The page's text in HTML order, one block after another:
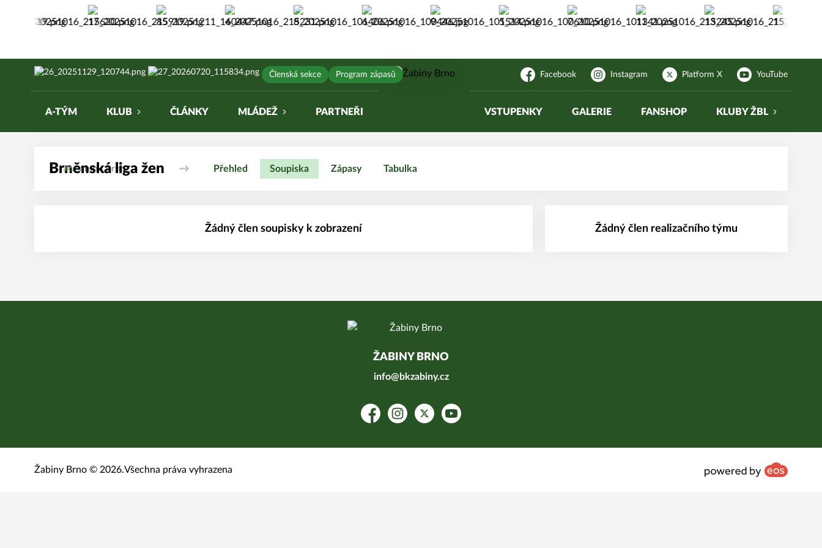
Žabiny Brno
Členská sekce Program zápasů Facebook Instagram Platform X YouTube
A-TÝM KLUB ČLÁNKY MLÁDEŽ PARTNEŘI VSTUPENKY GALERIE FANSHOP KLUBY ŽBL
Brněnská liga žen Přehled Soupiska Zápasy Tabulka
Žádný člen realizačního týmu
Žádný člen soupisky k zobrazení
ŽABINY BRNO
info@bkzabiny.cz
FacebookInstagramPlatform X
YouTube
Žabiny Brno © 2026.Všechna práva vyhrazena